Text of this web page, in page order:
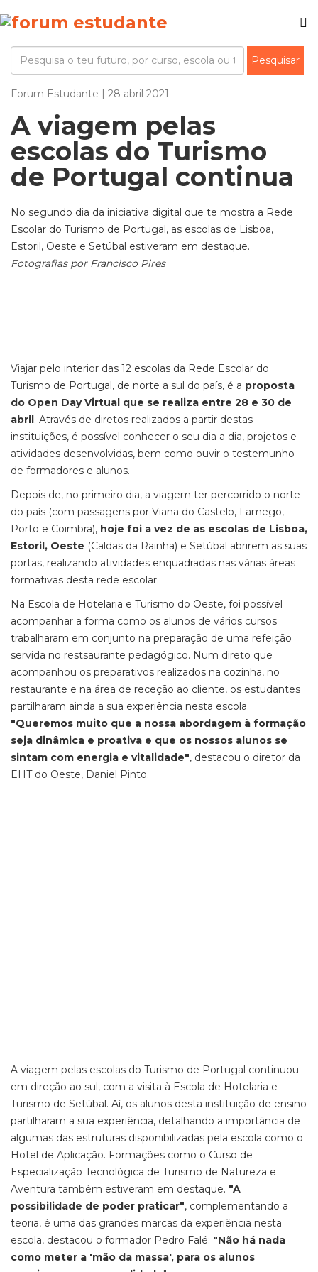
Forum Estudante | 28 abril 2021
A viagem pelas
escolas do Turismo
de Portugal continua
No segundo dia da iniciativa digital que te mostra a Rede
Escolar do Turismo de Portugal, as escolas de Lisboa,
Estoril, Oeste e Setúbal estiveram em destaque.
Fotografias por Francisco Pires
Viajar pelo interior das 12 escolas da Rede Escolar do
Turismo de Portugal, de norte a sul do país, é a proposta
do Open Day Virtual que se realiza entre 28 e 30 de
abril. Através de diretos realizados a partir destas
instituições, é possível conhecer o seu dia a dia, projetos e
atividades desenvolvidas, bem como ouvir o testemunho
de formadores e alunos.
Depois de, no primeiro dia, a viagem ter percorrido o norte
do país (com passagens por Viana do Castelo, Lamego,
Porto e Coimbra), hoje foi a vez de as escolas de Lisboa,
Estoril, Oeste (Caldas da Rainha) e Setúbal abrirem as suas
portas, realizando atividades enquadradas nas várias áreas
formativas desta rede escolar.
Na Escola de Hotelaria e Turismo do Oeste, foi possível
acompanhar a forma como os alunos de vários cursos
trabalharam em conjunto na preparação de uma refeição
servida no restsaurante pedagógico. Num direto que
acompanhou os preparativos realizados na cozinha, no
restaurante e na área de receção ao cliente, os estudantes
partilharam ainda a sua experiência nesta escola.
"Queremos muito que a nossa abordagem à formação
seja dinâmica e proativa e que os nossos alunos se
sintam com energia e vitalidade", destacou o diretor da
EHT do Oeste, Daniel Pinto.
A viagem pelas escolas do Turismo de Portugal continuou
em direção ao sul, com a visita à Escola de Hotelaria e
Turismo de Setúbal. Aí, os alunos desta instituição de ensino
partilharam a sua experiência, detalhando a importância de
algumas das estruturas disponibilizadas pela escola como o
Hotel de Aplicação. Formações como o Curso de
Especialização Tecnológica de Turismo de Natureza e
Aventura também estiveram em destaque. "A
possibilidade de poder praticar", complementando a
teoria, é uma das grandes marcas da experiência nesta
escola, destacou o formador Pedro Falé: "Não há nada
como meter a 'mão da massa', para os alunos